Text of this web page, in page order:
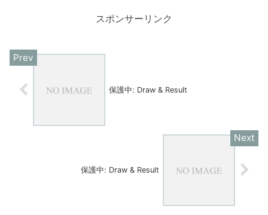
スポンサーリンク
保護中: Draw & Result
保護中: Draw & Result